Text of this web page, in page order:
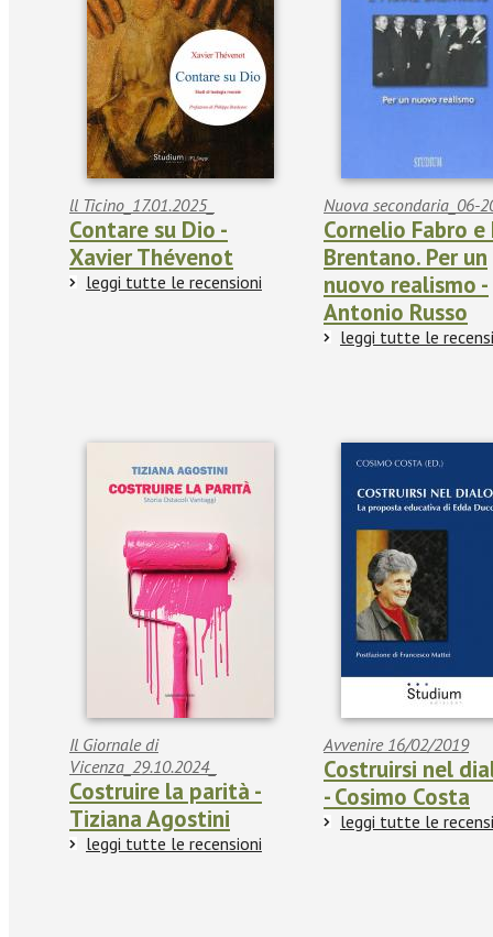
ll Ticino_17.01.2025_
Contare su Dio -
Xavier Thévenot
leggi tutte le recensioni
Nuova secondaria_06-
Cornelio Fabro e
Brentano. Per un
nuovo realismo -
Antonio Russo
leggi tutte le
Il Giornale di
Vicenza_29.10.2024_
Costruire la parità -
Tiziana Agostini
leggi tutte le recensioni
Avvenire 16/02/2019
Costruirsi nel
- Cosimo Costa
leggi tutte le